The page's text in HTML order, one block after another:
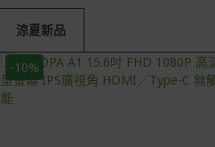
涼夏新品
-10%